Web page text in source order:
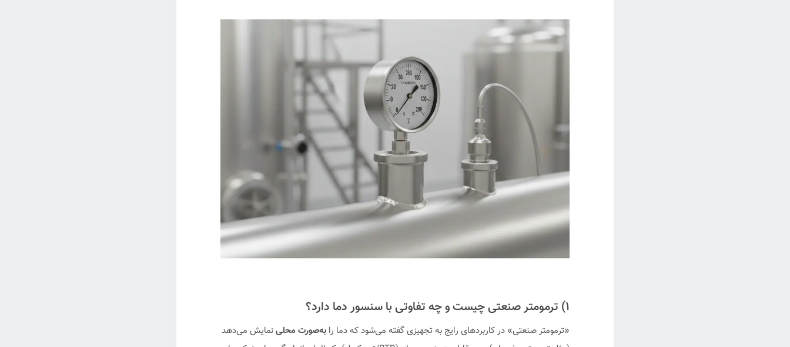
۱) ترمومتر صنعتی چیست و چه تفاوتی با سنسور دما دارد؟
«ترمومتر صنعتی» در کاربردهای رایج به تجهیزی گفته می‌شود که دما رابه‌صورت محلینمایش می‌دهد